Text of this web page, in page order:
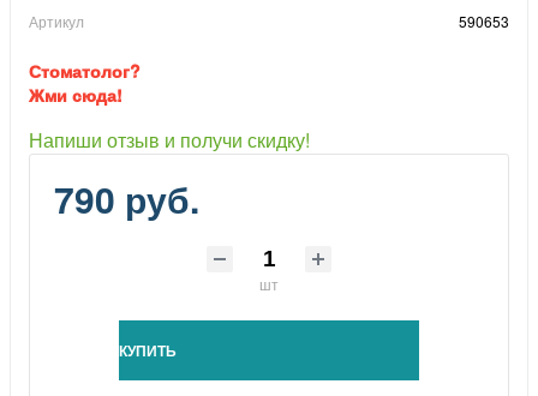
Артикул 590653
Стоматолог?
Жми сюда!
Напиши отзыв и получи скидку!
790 руб.
шт
КУПИТЬ